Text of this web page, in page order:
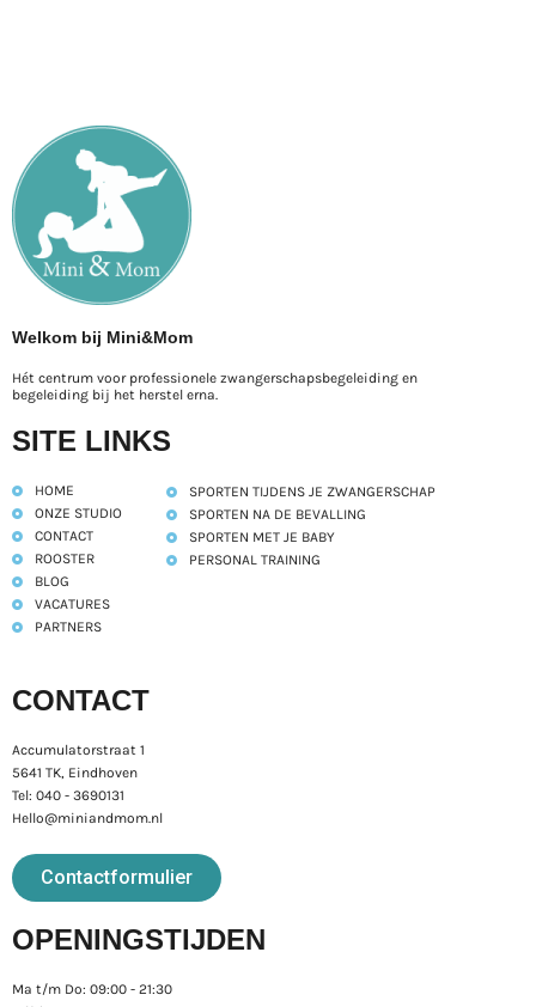
Welkom bij Mini&Mom
Hét centrum voor professionele zwangerschapsbegeleiding en
begeleiding bij het herstel erna.
SITE LINKS
HOME
ONZE STUDIO
CONTACT
ROOSTER
BLOG
VACATURES
PARTNERS
SPORTEN TIJDENS JE ZWANGERSCHAP
SPORTEN NA DE BEVALLING
SPORTEN MET JE BABY
PERSONAL TRAINING
CONTACT
Accumulatorstraat 1
5641 TK, Eindhoven
Tel: 040 - 3690131
Hello@miniandmom.nl
Contactformulier
OPENINGSTIJDEN
Ma t/m Do: 09:00 - 21:30